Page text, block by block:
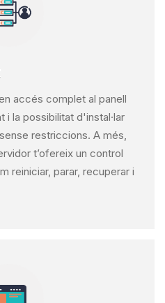
accés complet al panell
la possibilitat d'instal·lar
restriccions. A més,
t’ofereix un control
reiniciar, parar, recuperar i